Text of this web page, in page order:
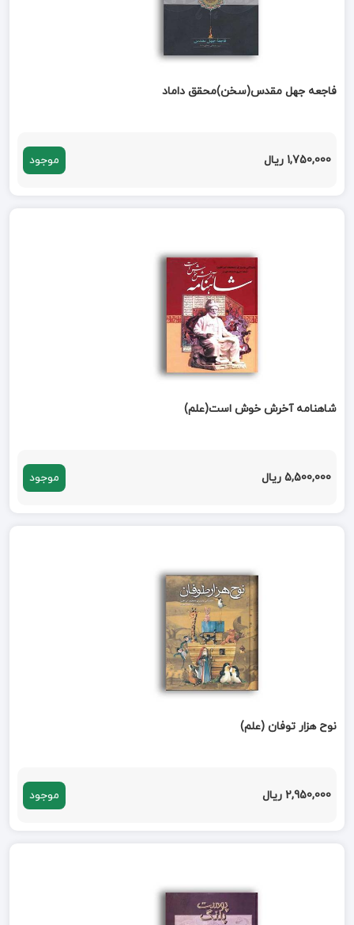
فاجعه جهل مقدس(سخن)محقق داماد
1,750,000 ریال موجود
شاهنامه آخرش خوش است(علم)
5,500,000 ریال موجود
نوح هزار توفان (علم)
2,950,000 ریال موجود